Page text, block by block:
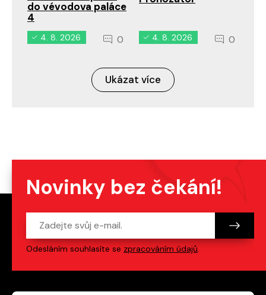
do vévodova paláce
4
4. 8. 2026 0 4. 8. 2026 0
Ukázat více
Novinky bez čekání!
Odesláním souhlasíte se zpracováním údajů.